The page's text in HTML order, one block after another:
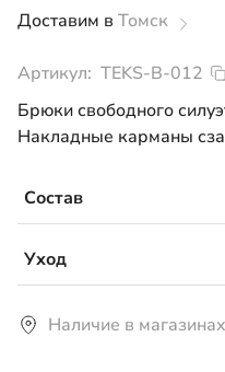
Доставим в Томск
Артикул: TEKS-B-012
Брюки свободного
Накладные карманы
Состав
Джинс, 100% хб
Уход
Рекомендуется ручная
средствами для
Наличие в магазинах